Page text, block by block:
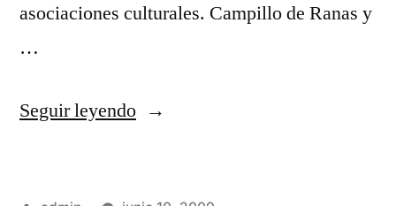
asociaciones culturales. Campillo de Ranas y
…
Seguir leyendo«El